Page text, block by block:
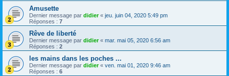
Amusette
Dernier message par didier« jeu. juin 04, 2020 5:49 pm
Réponses : 7
Rêve de liberté
Dernier message par didier« mar. mai 05, 2020 6:56 am
Réponses : 2
les mains dans les poches ...
Dernier message par didier« ven. mai 01, 2020 9:46 am
Réponses : 6